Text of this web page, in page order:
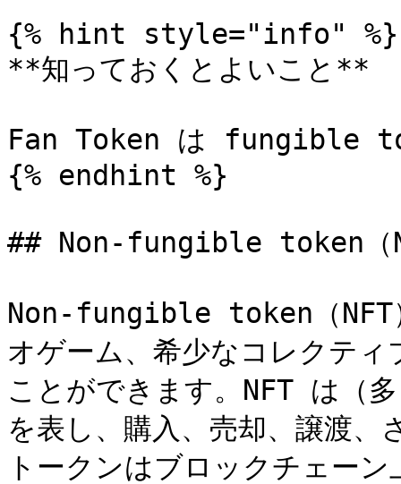
{% hint style="info" %}
**知っておくとよいこと**
Fan Token は fungible
{% endhint %}
## Non-fungible token（
Non-fungible token（NFT
オゲーム、希少なコレクテ
ことができます。NFT は（
を表し、購入、売却、譲渡
トークンはブロックチェー